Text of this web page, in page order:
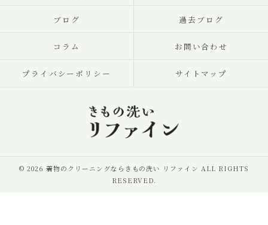
ブログ 過去ブログ
コラム お問い合わせ
プライバシーポリシー サイトマップ
© 2026 着物のクリーニングならきもの洗い リファイン ALL RIGHTS
RESERVED.